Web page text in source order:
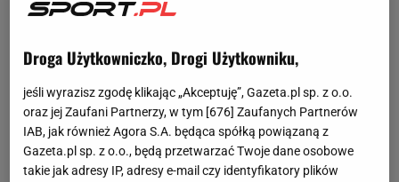
Droga Użytkowniczko, Drogi Użytkowniku,
jeśli wyrazisz zgodę klikając „Akceptuję”, Gazeta.pl sp. z o.o.
oraz jej Zaufani Partnerzy, w tym [676] Zaufanych Partnerów
IAB, jak również Agora S.A. będąca spółką powiązaną z
Gazeta.pl sp. z o.o., będą przetwarzać Twoje dane osobowe
takie jak adresy IP, adresy e-mail czy identyfikatory plików